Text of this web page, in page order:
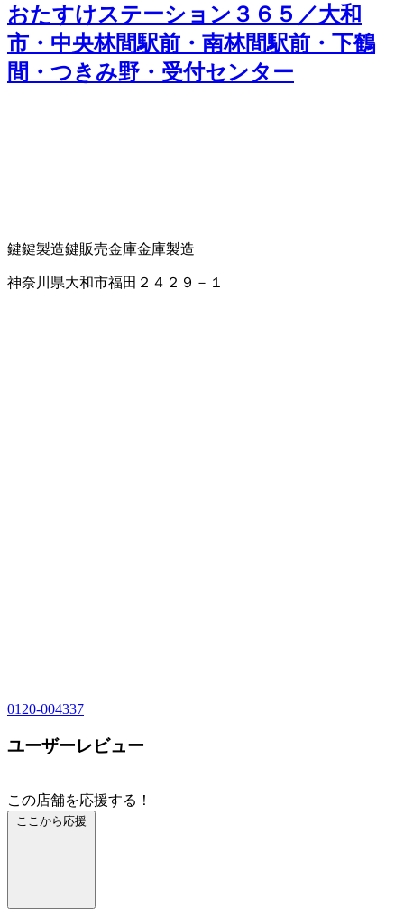
おたすけステーション３６５／大和
市・中央林間駅前・南林間駅前・下鶴
間・つきみ野・受付センター
鍵鍵製造鍵販売金庫金庫製造
神奈川県大和市福田２４２９－１
0120-004337
ユーザーレビュー
この店舗を応援する！
ここから応援